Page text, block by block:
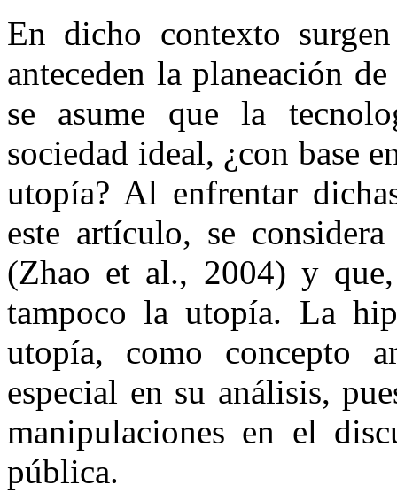
En dicho contexto
anteceden la planeación
se asume que la
sociedad ideal, ¿con base
utopía? Al enfrentar
este artículo, se
(Zhao et al., 2004) y
tampoco la utopía. La
utopía, como concepto
especial en su análisis,
manipulaciones en el
pública.